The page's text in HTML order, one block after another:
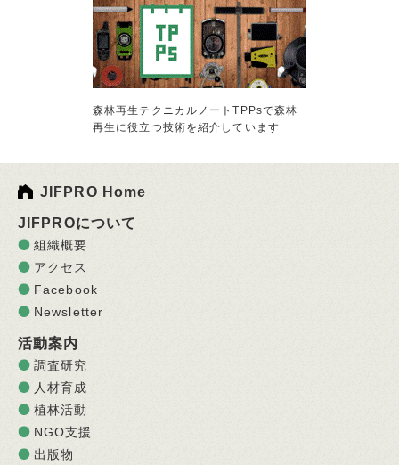
森林再生テクニカルノートTPPsで森林
再生に役立つ技術を紹介しています
JIFPRO Home
JIFPROについて
組織概要
アクセス
Facebook
Newsletter
活動案内
調査研究
人材育成
植林活動
NGO支援
出版物